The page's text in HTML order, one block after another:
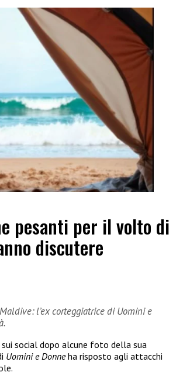
pesanti per il volto di
discutere
l’ex corteggiatrice di Uomini e
social dopo alcune foto della sua
Uomini e Donneha risposto agli attacchi